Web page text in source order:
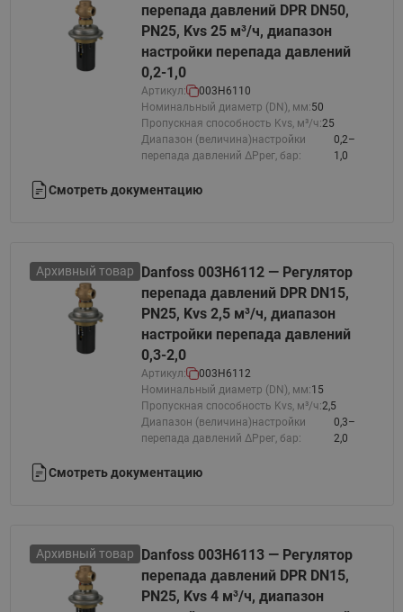
перепада давлений DPR DN50,
PN25, Kvs 25 м³/ч, диапазон
настройки перепада давлений
0,2-1,0
Артикул:
003H6110
Номинальный диаметр (DN), мм:50
Пропускная способность Kvs, м³/ч:25
Диапазон (величина)настройки
перепада давлений ΔРрег, бар:
0,2–
1,0
Смотреть документацию
Архивный товар
Danfoss 003H6112 — Регулятор
перепада давлений DPR DN15,
PN25, Kvs 2,5 м³/ч, диапазон
настройки перепада давлений
0,3-2,0
Артикул:
003H6112
Номинальный диаметр (DN), мм:15
Пропускная способность Kvs, м³/ч:2,5
Диапазон (величина)настройки
перепада давлений ΔРрег, бар:
0,3–
2,0
Смотреть документацию
Архивный товар
Danfoss 003H6113 — Регулятор
перепада давлений DPR DN15,
PN25, Kvs 4 м³/ч, диапазон